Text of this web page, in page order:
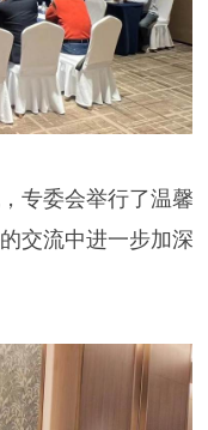
专委会举行了温馨
交流中进一步加深